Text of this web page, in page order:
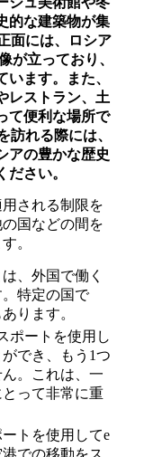
的な建築物が集
面には、ロシア
が立っており、
ます。また、
レストラン、土
て便利な場所で
訪れる際には、
アの豊かな歴史
ださい。
される制限を
国などの間を
。
、外国で働く
特定の国で
ります。
ポートを使用し
でき、もう1つ
。これは、一
って非常に重
トを使用してe
での移動をス